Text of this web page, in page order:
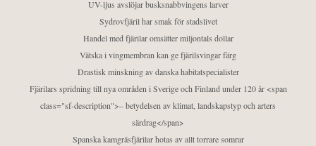
UV-ljus avslöjar busksnabbvingens larver
Sydrovfjäril har smak för stadslivet
Handel med fjärilar omsätter miljontals dollar
Vätska i vingmembran kan ge fjärilsvingar färg
Drastisk minskning av danska habitatspecialister
Fjärilars spridning till nya områden i Sverige och Finland under 120 år <span
class="sf-description">– betydelsen av klimat, landskapstyp och arters
särdrag</span>
Spanska kamgräsfjärilar hotas av allt torrare somrar